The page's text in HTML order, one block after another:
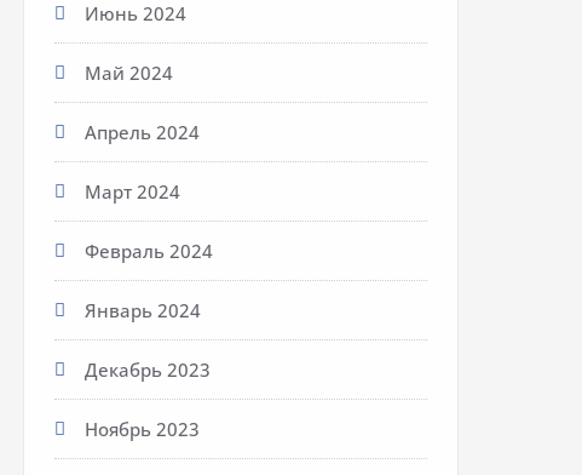
Июнь 2024
Май 2024
Апрель 2024
Март 2024
Февраль 2024
Январь 2024
Декабрь 2023
Ноябрь 2023